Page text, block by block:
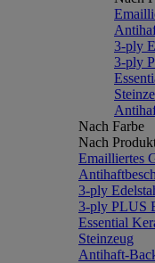
3-ply
3-ply
Nach Farbe
Nach
Emailliertes
3-ply
3-ply PLUS
Essential
Steinzeug
Antihaft-